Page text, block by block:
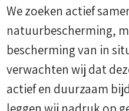
We zoeken actief
natuurbescherming,
bescherming van in
verwachten wij dat
actief en duurzaam